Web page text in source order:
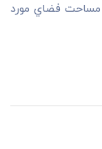
فضاي مورد